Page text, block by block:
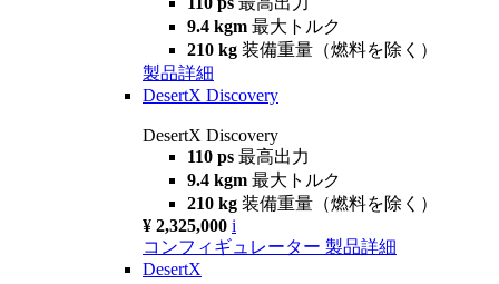
9.4 kgm 最大トルク
210 kg 装備重量（燃料を除く）
製品詳細
DesertX Discovery
DesertX Discovery
110 ps 最高出力
9.4 kgm 最大トルク
210 kg 装備重量（燃料を除く）
¥ 2,325,000 i
コンフィギュレーター 製品詳細
DesertX